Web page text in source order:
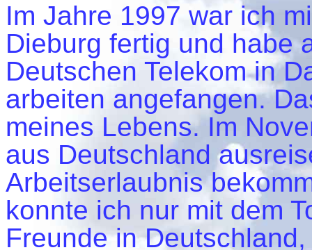
Im Jahre 1997 war ich
Dieburg fertig und habe
Deutschen Telekom in
arbeiten angefangen.
meines Lebens. Im
aus Deutschland
Arbeitserlaubnis
konnte ich nur mit dem
Freunde in